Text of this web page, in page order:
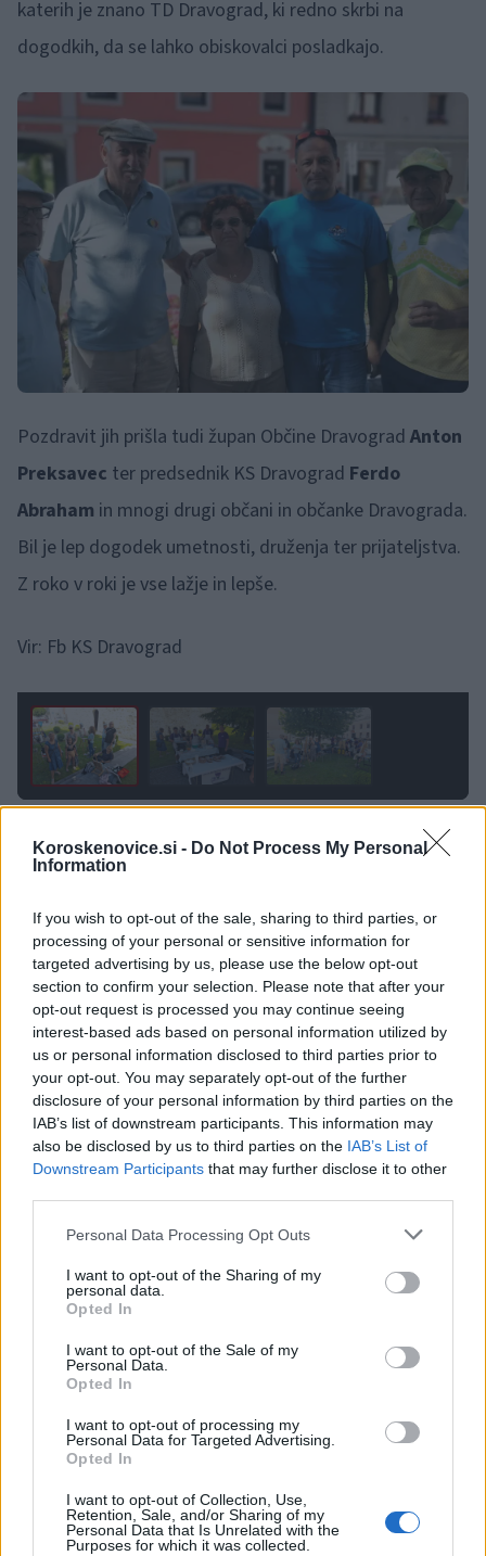
Koroskenovice.si - Do Not Process My Personal
Information
If you wish to opt-out of the sale, sharing to third parties, or
processing of your personal or sensitive information for
targeted advertising by us, please use the below opt-out
section to confirm your selection. Please note that after your
opt-out request is processed you may continue seeing
interest-based ads based on personal information utilized by
us or personal information disclosed to third parties prior to
your opt-out. You may separately opt-out of the further
disclosure of your personal information by third parties on the
IAB’s list of downstream participants. This information may
also be disclosed by us to third parties on the IAB’s List of
Downstream Participants that may further disclose it to other
Please note that this website/app uses one or more Google
not limited to your visit or usage behaviour. You may click to
grant or deny consent to Google and its third-party tags to
use your data for below specified purposes in below Google
consent section.
Personal Data Processing Opt Outs
I want to opt-out of the Sharing of my
personal data.
Opted In
I want to opt-out of the Sale of my
Personal Data.
Opted In
I want to opt-out of processing my
Personal Data for Targeted Advertising.
Opted In
I want to opt-out of Collection, Use,
Retention, Sale, and/or Sharing of my
Personal Data that Is Unrelated with the
Purposes for which it was collected.
katerih je znano TD Dravograd, ki redno skrbi na
dogodkih, da se lahko obiskovalci posladkajo.
Pozdravit jih prišla tudi župan Občine Dravograd Anton
Preksavec ter predsednik KS Dravograd Ferdo
Abraham in mnogi drugi občani in občanke Dravograda.
Bil je lep dogodek umetnosti, druženja ter prijateljstva.
Z roko v roki je vse lažje in lepše.
Vir: Fb KS Dravograd
Opozorilo:Po 297. členu Kazenskega zakonika je
posameznik kazensko odgovoren za javno spodbujanje
sovraštva, nasilja ali nestrpnosti. Komentarji z žaljivimi,
rasističnimi, diskriminatornimi ali nezakonitimi vsebinami bodo
odstranjeni. Pravila komentiranja →
Failed to fetch
Novice
Ključne besede:
likovna sekcija dravograd
TD Dravograd
Več iz kraja Dravograd